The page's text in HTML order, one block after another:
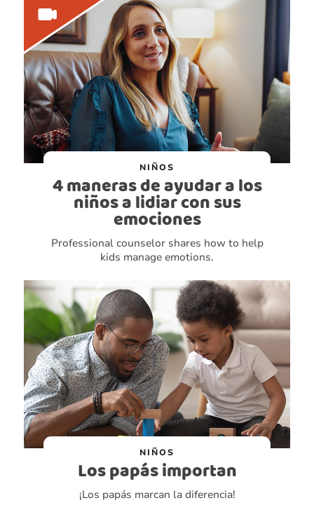
NIÑOS
4 maneras de ayudar a los
niños a lidiar con sus
emociones
Professional counselor shares how to help
kids manage emotions.
NIÑOS
Los papás importan
¡Los papás marcan la diferencia!